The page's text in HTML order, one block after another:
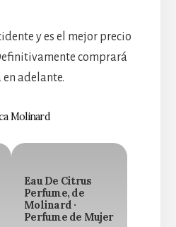
y es el mejor precio
comprará
adelante.
Molinard
Eau De Citrus
Perfume, de
Molinard ·
Perfume de Mujer